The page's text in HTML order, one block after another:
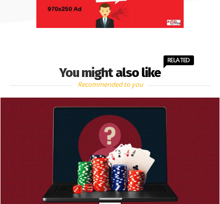
You might also like
RELATED
Recommended to you